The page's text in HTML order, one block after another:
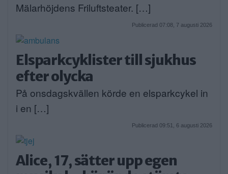
Mälarhöjdens Friluftsteater. […]
Publicerad 07:08, 7 augusti 2026
Elsparkcyklister till sjukhus
efter olycka
På onsdagskvällen körde en elsparkcykel in
i en […]
Publicerad 09:51, 6 augusti 2026
Alice, 17, sätter upp egen